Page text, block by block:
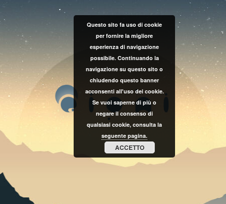
Questo sito fa uso di cookie
per fornire la migliore
esperienza di navigazione
possibile. Continuando la
navigazione su questo sito o
chiudendo questo banner
acconsenti all'uso dei cookie.
Se vuoi saperne di più o
negare il consenso di
qualsiasi cookie, consulta la
seguente pagina.
ACCETTO